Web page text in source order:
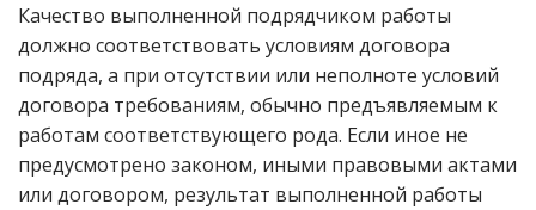
Качество выполненной подрядчиком работы
должно соответствовать условиям договора
подряда, а при отсутствии или неполноте условий
договора требованиям, обычно предъявляемым к
работам соответствующего рода. Если иное не
предусмотрено законом, иными правовыми актами
или договором, результат выполненной работы